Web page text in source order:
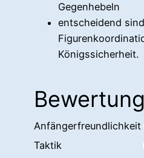
Gegenhebeln
entscheidend
Königssicherheit.
Bewertung
Anfängerfreundlichkeit
Taktik